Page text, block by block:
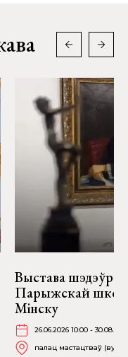
Выстава шэдэўраў
Парыжскай
Мінску
26.06.2026 10:00 -
палац мастацтваў (вул.